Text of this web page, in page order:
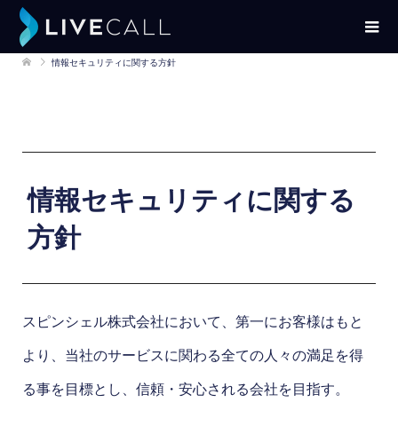
情報セキュリティに関する方針
情報セキュリティに関する
方針
スピンシェル株式会社において、第一にお客様はもと
より、当社のサービスに関わる全ての人々の満足を得
る事を目標とし、信頼・安心される会社を目指す。